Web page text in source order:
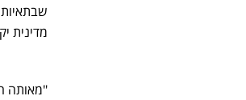
מדינית
"מאותה